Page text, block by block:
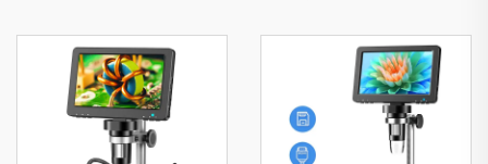
কয়েন ম্যাগনিফায়ার
ম্যাক ওএস-এর সাথে সামঞ্জস্যপূর্ণ